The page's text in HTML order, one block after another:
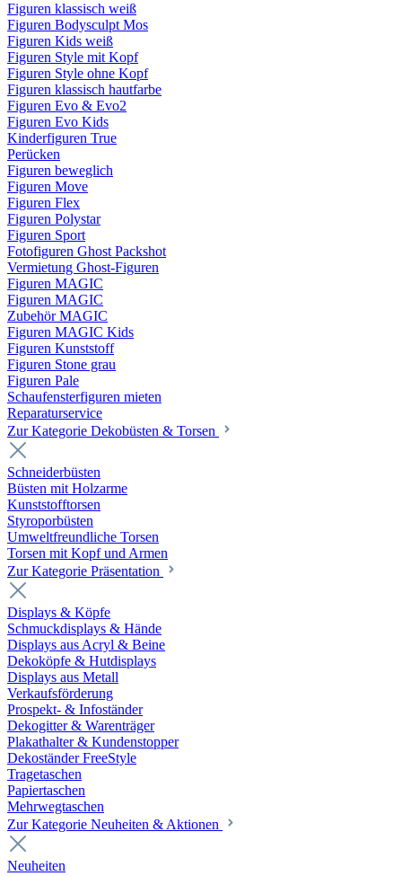
Figuren klassisch weiß
Figuren Bodysculpt Mos
Figuren Kids weiß
Figuren Style mit Kopf
Figuren Style ohne Kopf
Figuren klassisch hautfarbe
Figuren Evo & Evo2
Figuren Evo Kids
Kinderfiguren True
Perücken
Figuren beweglich
Figuren Move
Figuren Flex
Figuren Polystar
Figuren Sport
Fotofiguren Ghost Packshot
Vermietung Ghost-Figuren
Figuren MAGIC
Figuren MAGIC
Zubehör MAGIC
Figuren MAGIC Kids
Figuren Kunststoff
Figuren Stone grau
Figuren Pale
Schaufensterfiguren mieten
Reparaturservice
Zur Kategorie Dekobüsten & Torsen
Schneiderbüsten
Büsten mit Holzarme
Kunststofftorsen
Styroporbüsten
Umweltfreundliche Torsen
Torsen mit Kopf und Armen
Zur Kategorie Präsentation
Displays & Köpfe
Schmuckdisplays & Hände
Displays aus Acryl & Beine
Dekoköpfe & Hutdisplays
Displays aus Metall
Verkaufsförderung
Prospekt- & Infoständer
Dekogitter & Warenträger
Plakathalter & Kundenstopper
Dekoständer FreeStyle
Tragetaschen
Papiertaschen
Mehrwegtaschen
Zur Kategorie Neuheiten & Aktionen
Neuheiten